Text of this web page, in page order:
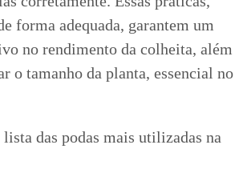
forma adequada, garantem um
no rendimento da colheita, além
o tamanho da planta, essencial no
das podas mais utilizadas na